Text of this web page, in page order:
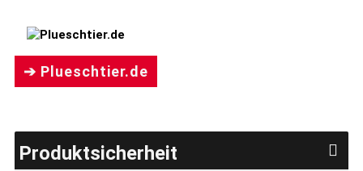
➔ Plueschtier.de
Produktsicherheit